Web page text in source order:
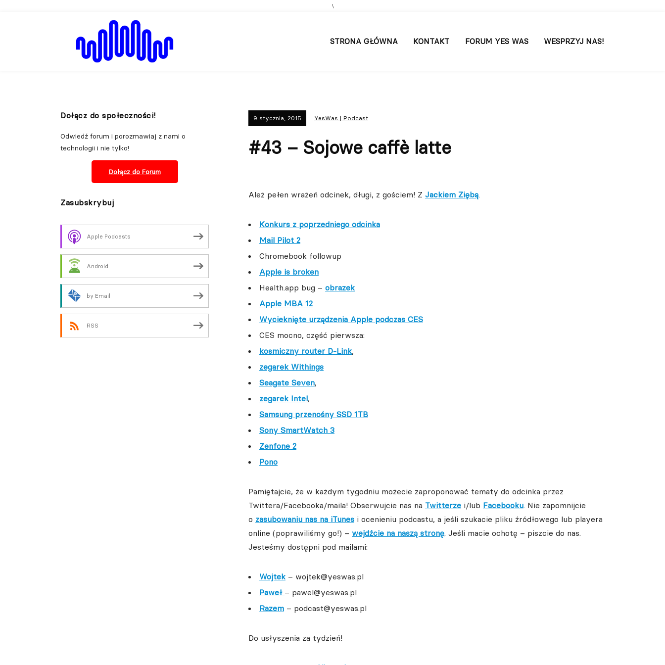
\
STRONA GŁÓWNA KONTAKT FORUM YES WAS WESPRZYJ NAS!
9 stycznia, 2015 YesWas | Podcast
#43 – Sojowe caffè latte
Ależ pełen wrażeń odcinek, długi, z gościem! Z Jackiem Ziębą.
Konkurs z poprzedniego odcinka
Mail Pilot 2
Chromebook followup
Apple is broken
Health.app bug – obrazek
Apple MBA 12
Wycieknięte urządzenia Apple podczas CES
CES mocno, część pierwsza:
kosmiczny router D-Link,
zegarek Withings
Seagate Seven,
zegarek Intel,
Samsung przenośny SSD 1TB
Sony SmartWatch 3
Zenfone 2
Pono
Pamiętajcie, że w każdym tygodniu możecie zaproponować tematy do odcinka przez
Twittera/Facebooka/maila! Obserwujcie nas na Twitterze i/lub Facebooku. Nie zapomnijcie
o zasubowaniu nas na iTunes i ocenieniu podcastu, a jeśli szukacie pliku źródłowego lub playera
online (poprawiliśmy go!) – wejdźcie na naszą stronę. Jeśli macie ochotę – piszcie do nas.
Jesteśmy dostępni pod mailami:
Wojtek – wojtek@yeswas.pl
Paweł – pawel@yeswas.pl
Razem – podcast@yeswas.pl
Do usłyszenia za tydzień!
Dołącz do społeczności!
Odwiedź forum i porozmawiaj z nami o
technologii i nie tylko!
Dołącz do Forum
Zasubskrybuj
Apple Podcasts
Android
by Email
RSS